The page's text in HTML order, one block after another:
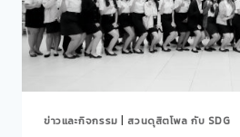
ข่าวและกิจกรรม สวนดุสิตโพล กับ SDG